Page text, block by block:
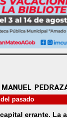
pasado
errante. La